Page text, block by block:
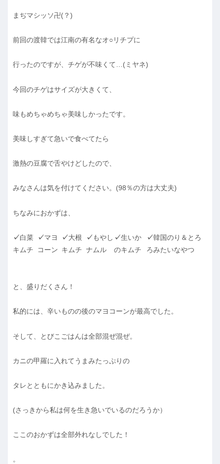
まぢマシッソ卍(？)
前回の渡韓では江南の有名なオ○リチプに
行ったのですが、チゲが不味くて…(ミヤネ)
今回のチゲはサイズが大きくて、
味もめちゃめちゃ美味しかったです。
美味しすぎて急いで食べてたら
激熱の豆腐で舌やけどしたので、
みなさんは気を付けてください。(98％の方は大丈夫)
ちなみにおかずは、
✓白菜
キムチ
✓マヨ
コーン
✓大根
キムチ
✓もやし
ナムル
✓生いか
のキムチ
✓韓国のり＆とろ
ろみたいなやつ
と、盛りだくさん！
私的には、辛いものの後のマヨコーンが最高でした。
そして、とびこごはんは全部混ぜ混ぜ。
カニの甲羅に入れてうまみたっぷりの
タレとともにかき込みました。
(さっきから私は何を生き急いでいるのだろうか）
ここのおかずは全部外れなしでした！
。